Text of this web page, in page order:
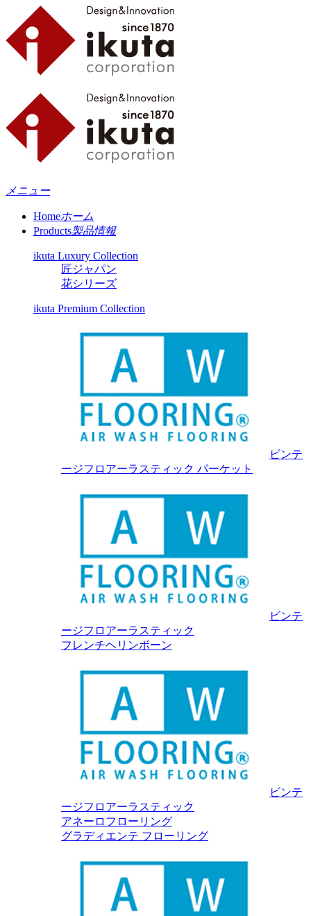
メニュー
Homeホーム
Products製品情報
ikuta Luxury Collection
匠ジャパン
花シリーズ
ikuta Premium Collection
ビンテ
ージフロアーラスティック パーケット
ビンテ
ージフロアーラスティック
フレンチヘリンボーン
ビンテ
ージフロアーラスティック
アネーロフローリング
グラディエンテ フローリング